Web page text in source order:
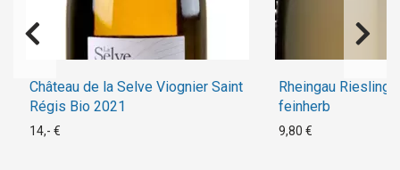
Château de la Selve Viognier Saint
Régis Bio 2021
14,- €
Rheingau Riesling
feinherb
9,80 €